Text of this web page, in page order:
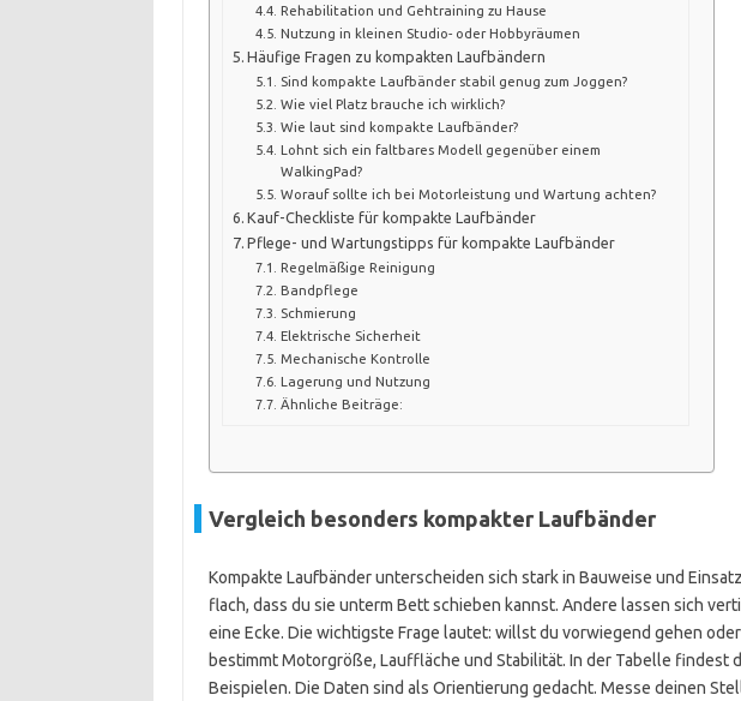
Rehabilitation und Gehtraining zu Hause
Nutzung in kleinen Studio- oder Hobbyräumen
Häufige Fragen zu kompakten Laufbändern
Sind kompakte Laufbänder stabil genug zum Joggen?
Wie viel Platz brauche ich wirklich?
Wie laut sind kompakte Laufbänder?
Lohnt sich ein faltbares Modell gegenüber einem
WalkingPad?
Worauf sollte ich bei Motorleistung und Wartung achten?
Kauf-Checkliste für kompakte Laufbänder
Pflege- und Wartungstipps für kompakte Laufbänder
Regelmäßige Reinigung
Bandpflege
Schmierung
Elektrische Sicherheit
Mechanische Kontrolle
Lagerung und Nutzung
Ähnliche Beiträge:
Vergleich besonders kompakter Laufbänder
Kompakte Laufbänder unterscheiden sich stark in Bauweise und
flach, dass du sie unterm Bett schieben kannst. Andere lassen sich
eine Ecke. Die wichtigste Frage lautet: willst du vorwiegend gehen
bestimmt Motorgröße, Lauffläche und Stabilität. In der Tabelle findest
Beispielen. Die Daten sind als Orientierung gedacht. Messe deinen